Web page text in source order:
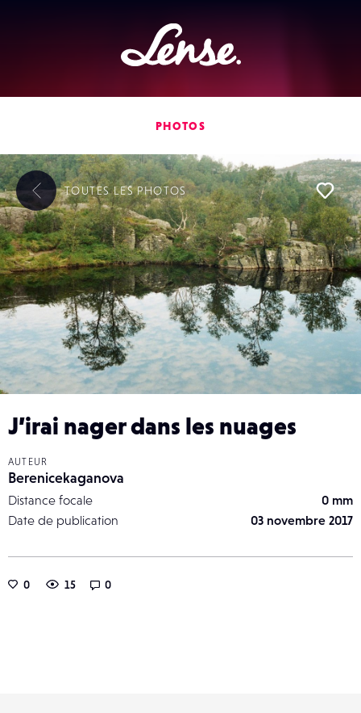
Lense
PHOTOS
J’irai nager dans les nuages
AUTEUR
Berenicekaganova
Distance focale
0 mm
Date de publication
03 novembre 2017
0 15 0
TOUTES LESPHOTOS